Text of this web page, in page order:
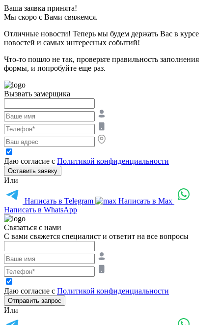
Ваша заявка принята!
Мы скоро с Вами свяжемся.
Отличные новости! Теперь мы будем держать Вас в курсе
новостей и самых интересных событий!
Что-то пошло не так, проверьте правильность заполнения
формы, и попробуйте еще раз.
Вызвать замерщика
Даю согласие с Политикой конфиденциальности
Оставить заявку
Или
Написать в Telegram
Написать в Max
Написать в WhatsApp
Связаться с нами
С вами свяжется специалист и ответит на все вопросы
Даю согласие с Политикой конфиденциальности
Отправить запрос
Или